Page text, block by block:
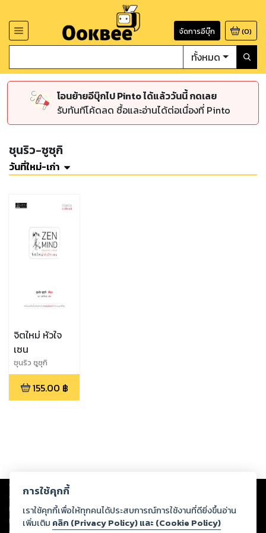
จัดการอีบุ๊ก (0)
ทั้งหมด
โอนย้ายอีบุ๊กไป Pinto ได้แล้ววันนี้ กดเลย
รับทันทีโค้ดลด ซื้อและอ่านได้ต่อเนื่องที่ Pinto
ชุนริว-ซูซุกิ
วันที่ใหม่-เก่า
จิตใหม่ หัวใจ
เซน
ชุนริว ซูซุกิ
155.00 ฿
Copyright © 2026
ต่อผลงานหรือเนื้อหาใดที่อัปโหลดผ่านเว็บไซต์และปรากฏว่าละเมิดสิทธิใน
ทรัพย์สินทางปัญญาของบุคคลอื่นหรือขัดต่อกฎหมายและศีลธรรม ดังนั้น ผู้อ่าน
ทุกท่านโปรดใช้วิจารณญาณในการกลั่นกรองด้วยตนเอง และหากท่านพบว่าส่วน
การใช้คุกกี้
เราใช้คุกกี้เพื่อให้ทุกคนได้ประสบการณ์การใช้งานที่ดียิ่งขึ้นอ่าน
เพิ่มเติม คลิก (Privacy Policy) และ (Cookie Policy)